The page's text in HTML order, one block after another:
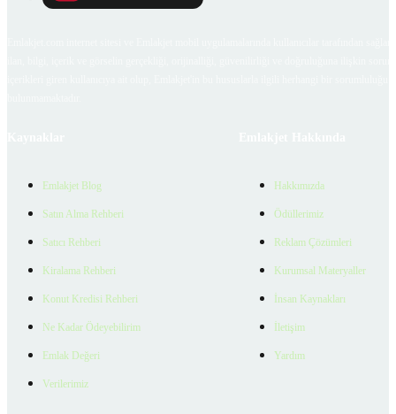
Emlakjet Blog
Satın Alma Rehberi
Satıcı Rehberi
Kiralama Rehberi
Konut Kredisi Rehberi
Ne Kadar Ödeyebilirim
Emlak Değeri
Verilerimiz
Hakkımızda
Ödüllerimiz
Reklam Çözümleri
Kurumsal Materyaller
İnsan Kaynakları
İletişim
Yardım